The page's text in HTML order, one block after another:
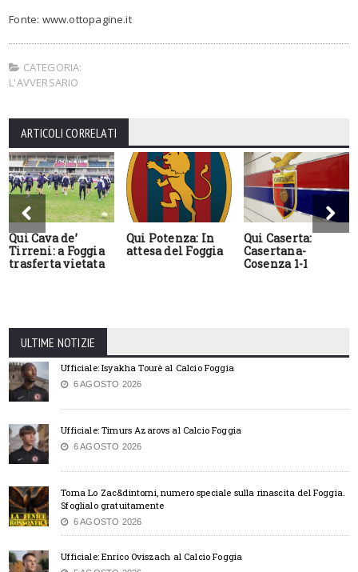
Fonte: www.ottopagine.it
CATEGORIA:
L'AVVERSARIO
ARTICOLI CORRELATI
Qui Cava de’
Tirreni: a Foggia
trasferta vietata
Qui Potenza: In
attesa del Foggia
Qui Caserta:
Casertana-
Cosenza 1-1
ULTIME NOTIZIE
Ufficiale: Isyakha Tourè al Calcio Foggia
6 AGOSTO 2026
Ufficiale: Timurs Azarovs al Calcio Foggia
6 AGOSTO 2026
Torna Lo Zac&dintorni, numero speciale sulla rinascita del Foggia.
Sfoglialo gratuitamente
6 AGOSTO 2026
Ufficiale: Enrico Oviszach al Calcio Foggia